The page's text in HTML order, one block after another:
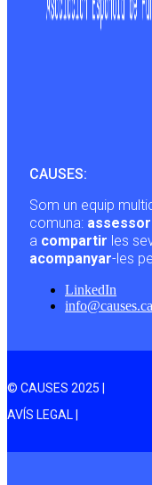
CAUSES:
Som un equip
comuna:
a compartir les
acompanyar-les
LinkedIn
© CAUSES 2025 |
AVÍS LEGAL |